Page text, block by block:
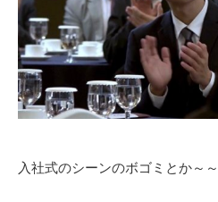
入社式のシーンのボゴミとか～